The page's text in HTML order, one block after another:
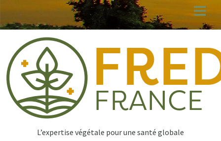
au
principal
L’expertise végétale pour une santé globale